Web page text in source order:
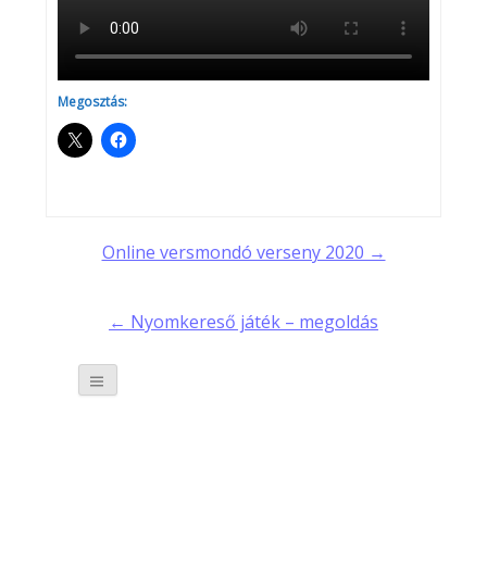
Megosztás:
Post
navigation
Online versmondó verseny 2020 →
← Nyomkereső játék – megoldás